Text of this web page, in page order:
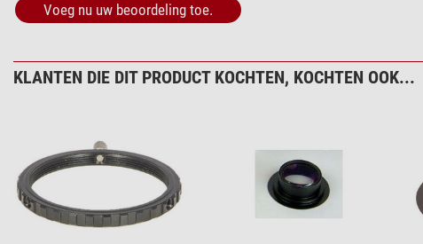
Voeg nu uw beoordeling toe.
KLANTEN DIE DIT PRODUCT KOCHTEN, KOCHTEN OOK...